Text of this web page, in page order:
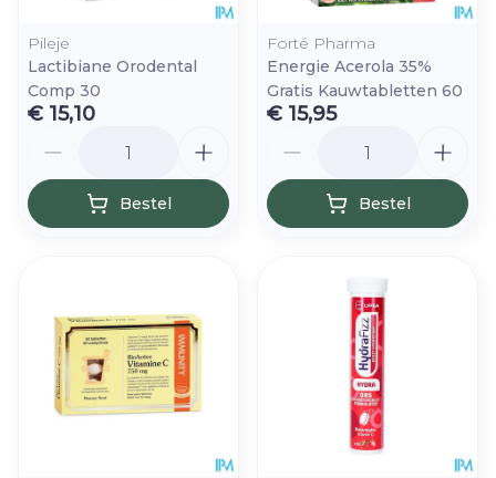
Pileje
Lactibiane Orodental
Comp 30
€ 15,10
Bestel
Forté Pharma
Energie Acerola 35%
Gratis Kauwtabletten 60
€ 15,95
Bestel